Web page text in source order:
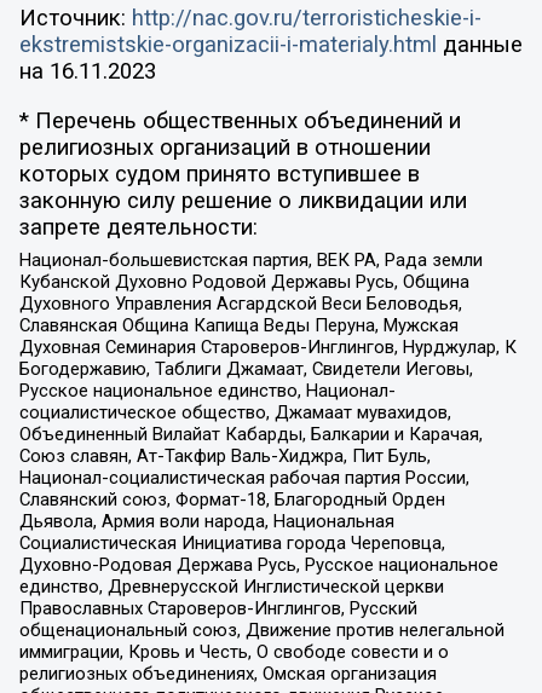
Источник: http://nac.gov.ru/terroristicheskie-i-
ekstremistskie-organizacii-i-materialy.html данные
на 16.11.2023
* Перечень общественных объединений и
религиозных организаций в отношении
которых судом принято вступившее в
законную силу решение о ликвидации или
запрете деятельности:
Национал-большевистская партия, ВЕК РА, Рада земли
Кубанской Духовно Родовой Державы Русь, Община
Духовного Управления Асгардской Веси Беловодья,
Славянская Община Капища Веды Перуна, Мужская
Духовная Семинария Староверов-Инглингов, Нурджулар, К
Богодержавию, Таблиги Джамаат, Свидетели Иеговы,
Русское национальное единство, Национал-
социалистическое общество, Джамаат мувахидов,
Объединенный Вилайат Кабарды, Балкарии и Карачая,
Союз славян, Ат-Такфир Валь-Хиджра, Пит Буль,
Национал-социалистическая рабочая партия России,
Славянский союз, Формат-18, Благородный Орден
Дьявола, Армия воли народа, Национальная
Социалистическая Инициатива города Череповца,
Духовно-Родовая Держава Русь, Русское национальное
единство, Древнерусской Инглистической церкви
Православных Староверов-Инглингов, Русский
общенациональный союз, Движение против нелегальной
иммиграции, Кровь и Честь, О свободе совести и о
религиозных объединениях, Омская организация